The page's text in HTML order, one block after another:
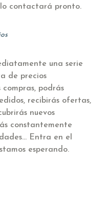
contactará pronto.
una serie
de precios
podrás
recibirás ofertas,
nuevos
constantemente
Entra en el
esperando.